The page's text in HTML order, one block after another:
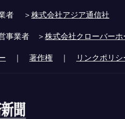
者 ＞株式会社アジア通信社
事業者 ＞株式会社クローバー
｜ 著作権 ｜ リンクポリシ